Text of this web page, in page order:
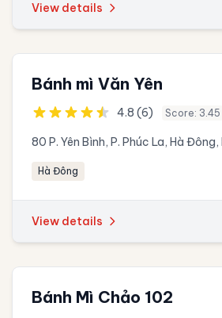
View details
Bánh mì Văn Yên
4.8 (6) Score: 3.45
80 P. Yên Bình, P. Phúc La, Hà
Hà Đông
View details
Bánh Mì Chảo 102